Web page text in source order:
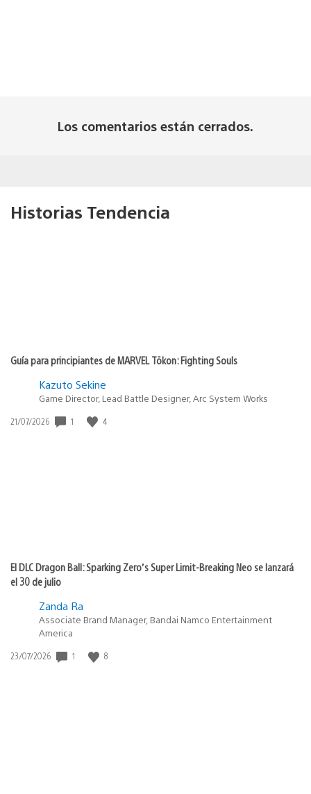
Los comentarios están cerrados.
Historias Tendencia
Guía para principiantes de MARVEL Tōkon: Fighting Souls
Kazuto Sekine
Game Director, Lead Battle Designer, Arc System Works
Fecha
21/07/2026 1 4
El DLC Dragon Ball: Sparking Zero’s Super Limit-Breaking Neo se lanzará
el 30 de julio
Zanda Ra
Associate Brand Manager, Bandai Namco Entertainment
America
Fecha
23/07/2026 1 8